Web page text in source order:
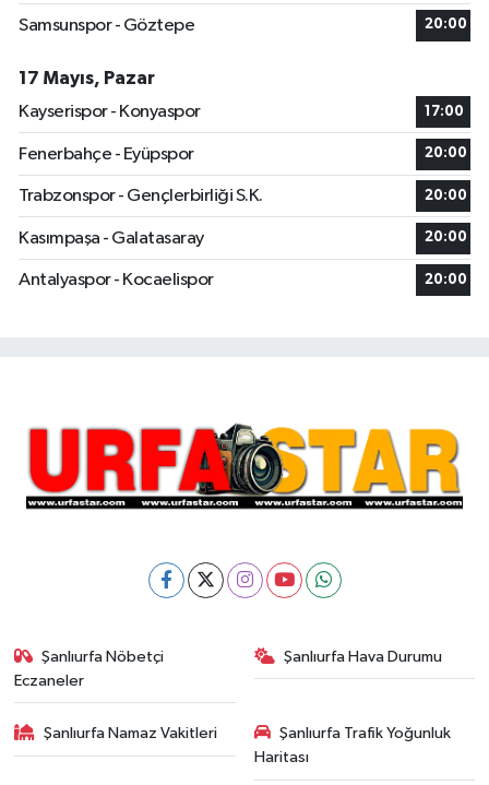
Samsunspor - Göztepe 20:00
17 Mayıs, Pazar
Kayserispor - Konyaspor
17:00
Fenerbahçe - Eyüpspor 20:00
Trabzonspor - Gençlerbirliği S.K. 20:00
Kasımpaşa - Galatasaray 20:00
Antalyaspor - Kocaelispor 20:00
Şanlıurfa Nöbetçi
Eczaneler
Şanlıurfa Hava Durumu
Şanlıurfa Namaz Vakitleri
Şanlıurfa Trafik Yoğunluk
Haritası